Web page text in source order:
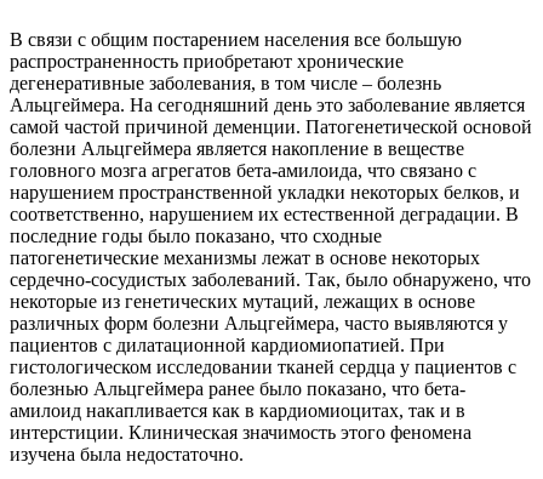
В связи с общим постарением населения все большую
распространенность приобретают хронические
дегенеративные заболевания, в том числе – болезнь
Альцгеймера. На сегодняшний день это заболевание является
самой частой причиной деменции. Патогенетической основой
болезни Альцгеймера является накопление в веществе
головного мозга агрегатов бета-амилоида, что связано с
нарушением пространственной укладки некоторых белков, и
соответственно, нарушением их естественной деградации. В
последние годы было показано, что сходные
патогенетические механизмы лежат в основе некоторых
сердечно-сосудистых заболеваний. Так, было обнаружено, что
некоторые из генетических мутаций, лежащих в основе
различных форм болезни Альцгеймера, часто выявляются у
пациентов с дилатационной кардиомиопатией. При
гистологическом исследовании тканей сердца у пациентов с
болезнью Альцгеймера ранее было показано, что бета-
амилоид накапливается как в кардиомиоцитах, так и в
интерстиции. Клиническая значимость этого феномена
изучена была недостаточно.